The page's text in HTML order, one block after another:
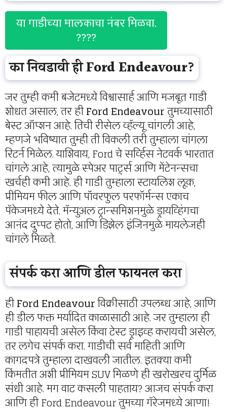
या गाडीच्या मालकाचा नंबर मिळवा.
????
का निवडावी ही Ford Endeavour?
जर तुम्ही कमी बजेटमध्ये विश्वासार्ह आणि मजबूत गाडी
शोधत असाल, तर हीFord Endeavourतुमच्यासाठी
बेस्ट ऑप्शन आहे. तिची रीसेल व्हॅल्यू चांगली आहे,
म्हणजे भविष्यात तुम्ही ती विकली तरी तुम्हाला चांगला
रिटर्न मिळेल. याशिवाय, Ford चे सर्व्हिस नेटवर्क भारतात
चांगले आहे, त्यामुळे स्पेअर पार्ट्स आणि मेंटेनन्सचा
खर्चही कमी आहे. ही गाडी तुम्हाला स्टायलिश लूक,
प्रीमियम फील आणि पॉवरफुल परफॉर्मन्स एकाच
पॅकेजमध्ये देते. मॅन्युअल ट्रान्समिशनमुळे ड्रायव्हिंगचा
आनंद दुप्पट होतो, आणि डिझेल इंजिनमुळे मायलेजही
चांगले मिळते.
संपर्क करा आणि डील फायनल करा
हीFord Endeavourविक्रीसाठी उपलब्ध आहे, आणि
ही डील फक्त मर्यादित काळासाठी आहे. जर तुम्हाला ही
गाडी पाहायची असेल किंवा टेस्ट ड्राइव्ह करायची असेल,
तर लगेच संपर्क करा. गाडीची सर्व माहिती आणि
कागदपत्रे तुम्हाला दाखवली जातील. इतक्या कमी
किंमतीत अशी प्रीमियम SUV मिळणे ही खरोखरच दुर्मिळ
संधी आहे. मग वाट कसली पाहताय? आजच संपर्क करा
आणि ही Ford Endeavour तुमच्या गॅरेजमध्ये आणा!